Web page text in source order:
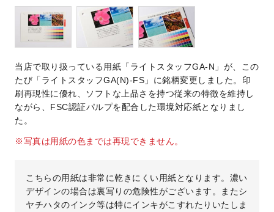
当店で取り扱っている用紙「ライトスタッフGA-N」が、この
たび「ライトスタッフGA(N)-FS」に銘柄変更しました。印
刷再現性に優れ、ソフトな上品さを持つ従来の特徴を維持し
ながら、FSC認証パルプを配合した環境対応紙となりまし
た。
※写真は用紙の色までは再現できません。
こちらの用紙は非常に乾きにくい用紙となります。濃い
デザインの場合は裏写りの危険性がございます。またシ
ヤチハタのインク等は特にインキがこすれたりいたしま